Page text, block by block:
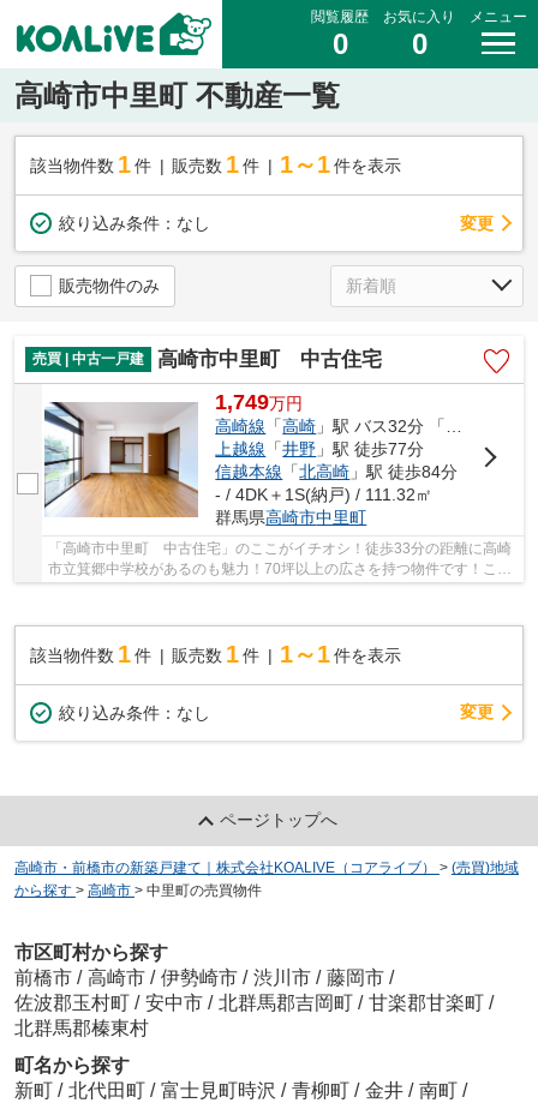
閲覧履歴
0
お気に入り
0
メニュー
高崎市中里町 不動産一覧
該当物件数 1件 販売数 1 件 1～1 件を表示
絞り込み条件： なし 変更
販売物件のみ
売買 | 中古一戸建 高崎市中里町 中古住宅
1,749万円
高崎線 「高崎 」駅 バス32分 「中里（高崎市）」 停歩2分
上越線 「井野 」駅 徒歩77分
信越本線 「北高崎 」駅 徒歩84分
- / 4DK＋1S(納戸) / 111.32㎡
群馬県高崎市中里町
「高崎市中里町 中古住宅」のここがイチオシ！徒歩33分の距離に高崎
市立箕郷中学校があるのも魅力！70坪以上の広さを持つ物件です！こち
該当物件数 1件 販売数 1 件 1～1 件を表示
絞り込み条件： なし 変更
ページトップへ
高崎市・前橋市の新築戸建て｜株式会社KOALIVE（コアライブ） > (売買)地域
から探す > 高崎市 > 中里町の売買物件
市区町村から探す
前橋市 / 高崎市 / 伊勢崎市 / 渋川市 / 藤岡市 /
佐波郡玉村町 / 安中市 / 北群馬郡吉岡町 / 甘楽郡甘楽町 /
北群馬郡榛東村
町名から探す
新町 / 北代田町 / 富士見町時沢 / 青柳町 / 金井 / 南町 /